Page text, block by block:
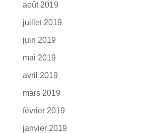
août 2019
juillet 2019
juin 2019
mai 2019
avril 2019
mars 2019
février 2019
janvier 2019